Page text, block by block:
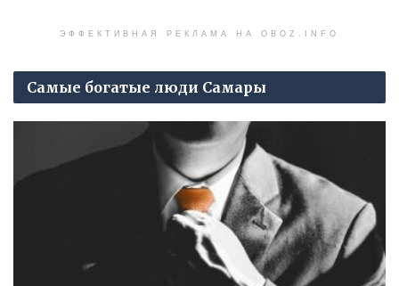
ЭФФЕКТИВНАЯ РЕКЛАМА НА OBOZ.INFO
Самые богатые люди Самары